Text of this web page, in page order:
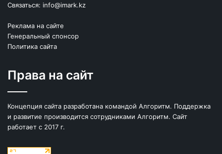
Связаться: info@imark.kz
Реклама на сайте
Генеральный спонсор
Политика сайта
Права на сайт
Концепция сайта разработана командой Алгоритм. Поддержка
и развитие производится сотрудниками Алгоритм. Сайт
работает с 2017 г.